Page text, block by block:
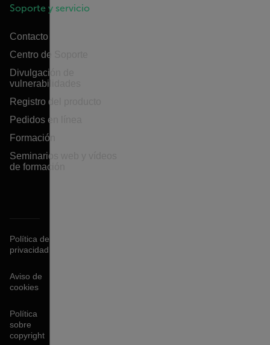
Soporte y servicio
Contacto
Centro de Soporte
Divulgación de
vulnerabilidades
Registro del producto
Pedidos en línea
Formación
Seminarios web y vídeos
de formación
Política de
privacidad
Aviso de
cookies
Política
sobre
copyright